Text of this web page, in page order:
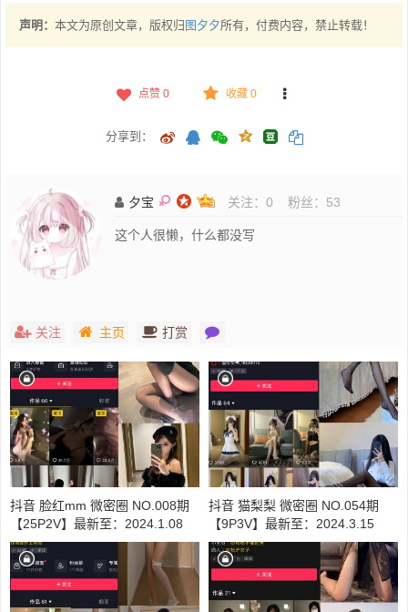
声明： 本文为原创文章，版权归 图夕夕所有，付费内容，禁止转载！
点赞 0 收藏 0
分享到：
夕宝 关注： 0 粉丝： 53
这个人很懒，什么都没写
关注 主页 打赏
抖音 脸红mm 微密圈 NO.008期
【25P2V】最新至：2024.1.08
抖音 猫梨梨 微密圈 NO.054期
【9P3V】最新至：2024.3.15